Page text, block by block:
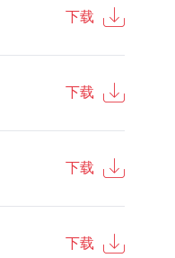
下载
下载
下载
下载